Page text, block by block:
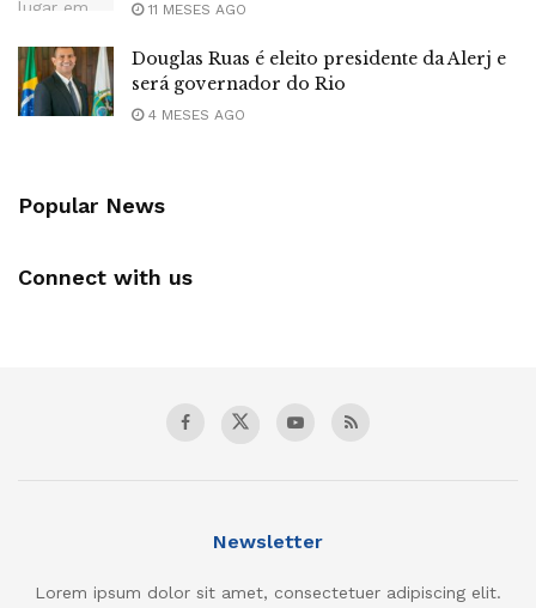
11 MESES AGO
Douglas Ruas é eleito presidente da Alerj e
será governador do Rio
4 MESES AGO
Popular News
Connect with us
Newsletter
Lorem ipsum dolor sit amet, consectetuer adipiscing elit.